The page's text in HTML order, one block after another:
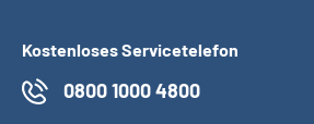
Kostenloses Servicetelefon
0800 1000 4800